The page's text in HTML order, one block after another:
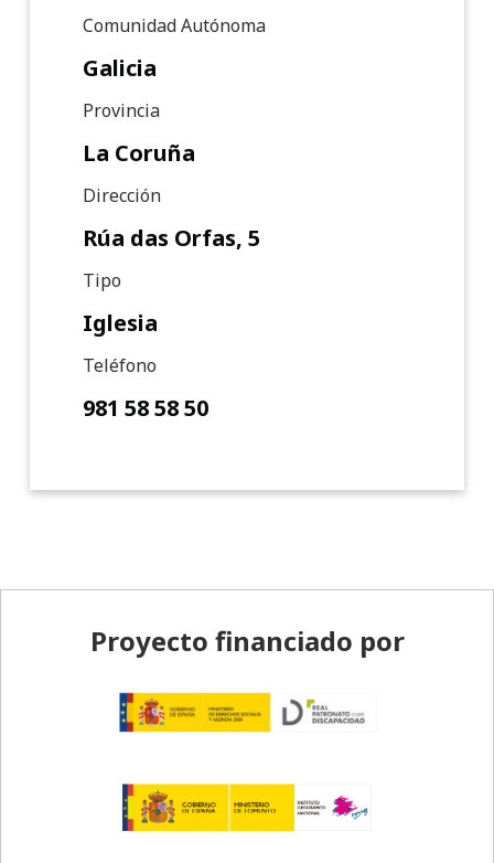
Comunidad Autónoma
Galicia
Provincia
La Coruña
Dirección
Rúa das Orfas, 5
Tipo
Iglesia
Teléfono
981 58 58 50
Proyecto financiado por